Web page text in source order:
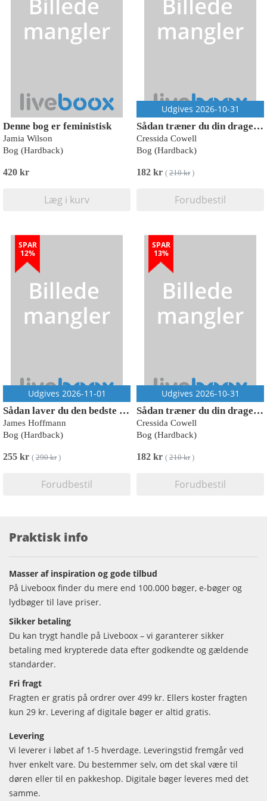
Denne bog er feministisk
Jamia Wilson
Bog (Hardback)
420 kr
Læg i kurv
Udgives 2026-10-31
Sådan træner du din drage - skole 2
Cressida Cowell
Bog (Hardback)
182 kr ( 210 kr)
Forudbestil
SPAR
12%
Udgives 2026-11-01
Sådan laver du den bedste kaffe derhjemme
James Hoffmann
Bog (Hardback)
255 kr ( 290 kr)
Forudbestil
SPAR
13%
Udgives 2026-10-31
Sådan træner du din drage - skole 2
Cressida Cowell
Bog (Hardback)
182 kr ( 210 kr)
Forudbestil
Praktisk info
Masser af inspiration og gode tilbud
På Liveboox finder du mere end 100.000 bøger, e-bøger og
lydbøger til lave priser.
Sikker betaling
Du kan trygt handle på Liveboox – vi garanterer sikker
betaling med krypterede data efter godkendte og gældende
standarder.
Fri fragt
Fragten er gratis på ordrer over 499 kr. Ellers koster fragten
kun 29 kr. Levering af digitale bøger er altid gratis.
Levering
Vi leverer i løbet af 1-5 hverdage. Leveringstid fremgår ved
hver enkelt vare. Du bestemmer selv, om det skal være til
døren eller til en pakkeshop. Digitale bøger leveres med det
samme.